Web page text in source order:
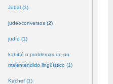
Jubal (1)
judeoconversos (2)
judío (1)
kabibé o problemas de un
malentendido lingüístico (1)
Kachef (1)